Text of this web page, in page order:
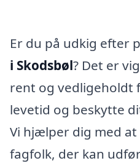
Er du på udkig efter
i Skodsbøl? Det er
rent og
levetid og beskytte
Vi hjælper dig med
fagfolk, der kan